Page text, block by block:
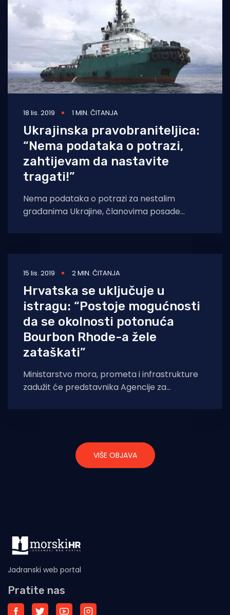
18 lis. 2019 1 MIN. ČITANJA
Ukrajinska pravobraniteljica:
“Nema podataka o potrazi,
zahtijevam da nastavite
tragati!”
Nema podataka o potrazi za nestalim
građanima Ukrajine, članovima posade
u Atlantskom oceanu tri tjedna.
15 lis. 2019 2 MIN. ČITANJA
Hrvatska se uključuje u
istragu: “Postoje mogućnosti
da se okolnosti potonuća
Bourbon Rhode-a žele
zataškati”
Ministarstvo mora, prometa i infrastrukture
zadužit će predstavnika Agencije za
željezničkom prometu (AIN) da
VIŠE OBJAVA
Jadranski web portal
Pratite nas